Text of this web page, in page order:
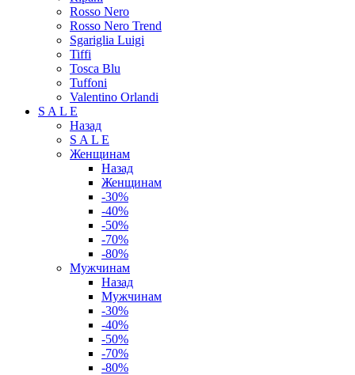
Rosso Nero
Rosso Nero Trend
Sgariglia Luigi
Tiffi
Tosca Blu
Tuffoni
Valentino Orlandi
S A L E
Назад
S A L E
Женщинам
Назад
Женщинам
-30%
-40%
-50%
-70%
-80%
Мужчинам
Назад
Мужчинам
-30%
-40%
-50%
-70%
-80%